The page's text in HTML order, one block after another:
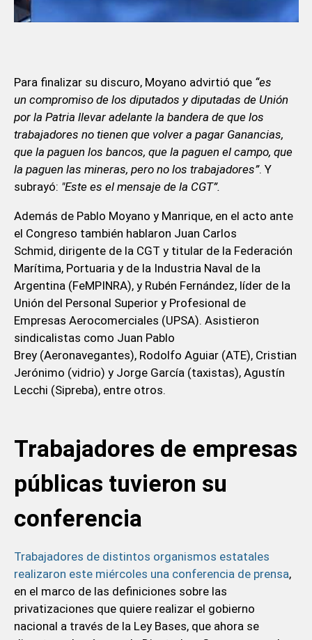
Para finalizar su discuro, Moyano advirtió que “es
un compromiso de los diputados y diputadas de Unión
por la Patria llevar adelante la bandera de que los
trabajadores no tienen que volver a pagar Ganancias,
que la paguen los bancos, que la paguen el campo, que
la paguen las mineras, pero no los trabajadores”. Y
subrayó: "Este es el mensaje de la CGT”.
Además de Pablo Moyano y Manrique, en el acto ante
el Congreso también hablaron Juan Carlos
Schmid, dirigente de la CGT y titular de la Federación
Marítima, Portuaria y de la Industria Naval de la
Argentina (FeMPINRA), y Rubén Fernández, líder de la
Unión del Personal Superior y Profesional de
Empresas Aerocomerciales (UPSA). Asistieron
sindicalistas como Juan Pablo
Brey (Aeronavegantes), Rodolfo Aguiar (ATE), Cristian
Jerónimo (vidrio) y Jorge García (taxistas), Agustín
Lecchi (Sipreba), entre otros.
Trabajadores de empresas
públicas tuvieron su
conferencia
Trabajadores de distintos organismos estatales
realizaron este miércoles una conferencia de prensa,
en el marco de las definiciones sobre las
privatizaciones que quiere realizar el gobierno
nacional a través de la Ley Bases, que ahora se